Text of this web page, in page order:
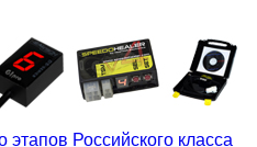
Российского класса